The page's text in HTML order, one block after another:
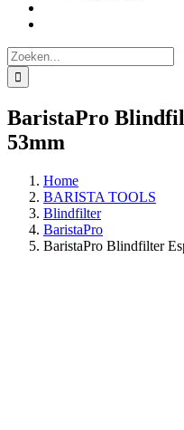
Zoeken
naar:
BaristaPro
53mm
Home
BARISTA TOOLS
Blindfilter
BaristaPro
BaristaPro Blindfilter